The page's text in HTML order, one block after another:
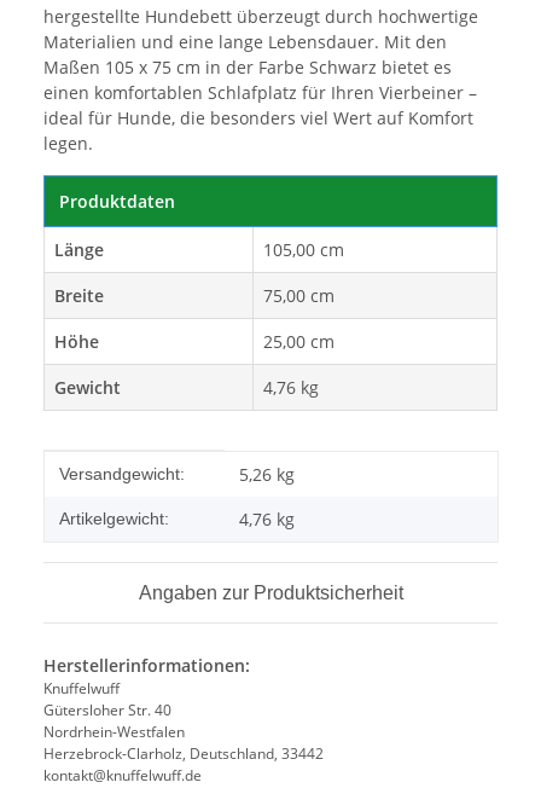
hergestellte Hundebett überzeugt durch hochwertige
Materialien und eine lange Lebensdauer. Mit den
Maßen 105 x 75 cm in der Farbe Schwarz bietet es
einen komfortablen Schlafplatz für Ihren Vierbeiner –
ideal für Hunde, die besonders viel Wert auf Komfort
legen.
Produktdaten
Länge
105,00 cm
Breite
75,00 cm
Höhe
25,00 cm
Gewicht
4,76 kg
Produkteigenschaft
Wert
Versandgewicht: 5,26 kg
Artikelgewicht: 4,76 kg
Angaben zur Produktsicherheit
Herstellerinformationen:
Knuffelwuff
Gütersloher Str. 40
Nordrhein-Westfalen
Herzebrock-Clarholz, Deutschland, 33442
kontakt@knuffelwuff.de